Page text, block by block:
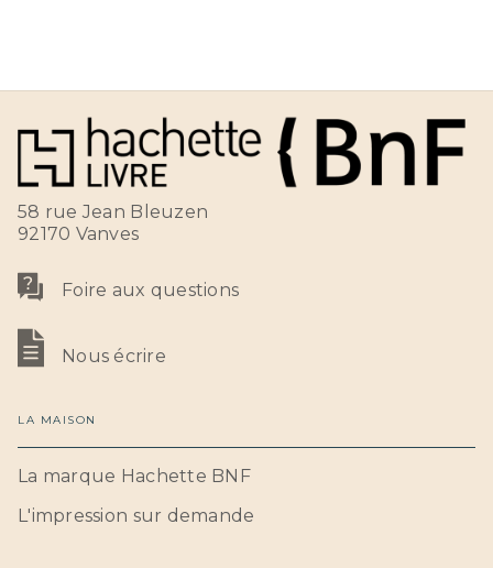
58 rue Jean Bleuzen
92170 Vanves
Foire aux questions
Nous écrire
LA MAISON
La marque Hachette BNF
L'impression sur demande